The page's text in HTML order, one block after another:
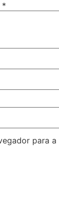
*
para